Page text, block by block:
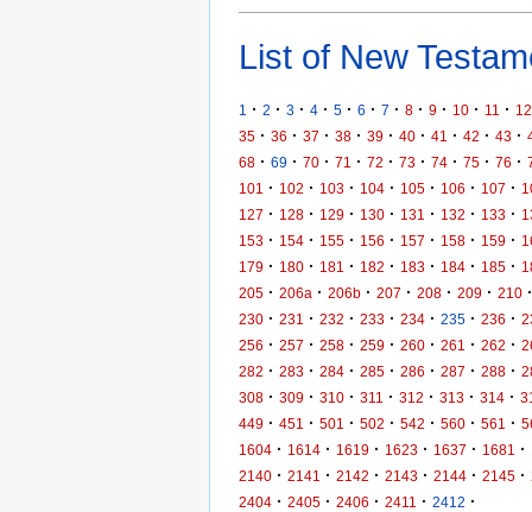
List of New
1 · 2 · 3 · 4 · 5 · 6 · 7 · 8 · 9 · 10 · 11 · 12
35 · 36 · 37 · 38 · 39 · 40 · 41 · 42 · 43 ·
68 · 69 · 70 · 71 · 72 · 73 · 74 · 75 · 76 ·
101
· 102 · 103 · 104 · 105 · 106 · 107 ·
127 · 128 · 129 · 130 · 131 · 132 · 133 ·
153 · 154 · 155 · 156 · 157 · 158 · 159 ·
179 · 180 · 181 · 182 · 183 · 184 · 185 ·
205 · 206a · 206b · 207 · 208 · 209 · 210 ·
230 · 231 · 232 · 233 · 234 · 235 · 236 ·
256 · 257 · 258 · 259 · 260 · 261 · 262 ·
282 · 283 · 284 · 285 · 286 · 287 · 288 ·
308 · 309 · 310 · 311 · 312 · 313 · 314 ·
449 · 451 · 501 · 502 · 542 · 560 · 561 ·
1604 · 1614 · 1619 · 1623 · 1637 · 1681 ·
2140 · 2141 · 2142 · 2143 · 2144 · 2145 ·
2404 · 2405 · 2406 · 2411 · 2412 ·